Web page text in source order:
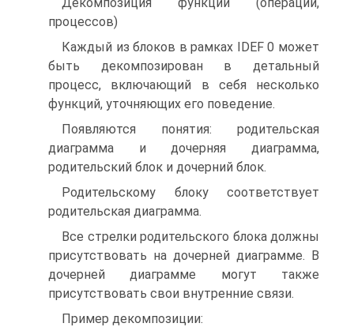
процессов)
Каждый из блоков в рамках IDEF 0 может
быть декомпозирован в детальный
процесс, включающий в себя несколько
функций, уточняющих его поведение.
Появляются понятия: родительская
диаграмма и дочерняя диаграмма,
родительский блок и дочерний блок.
Родительскому блоку соответствует
родительская диаграмма.
Все стрелки родительского блока должны
присутствовать на дочерней диаграмме. В
дочерней диаграмме могут также
присутствовать свои внутренние связи.
Пример декомпозиции: